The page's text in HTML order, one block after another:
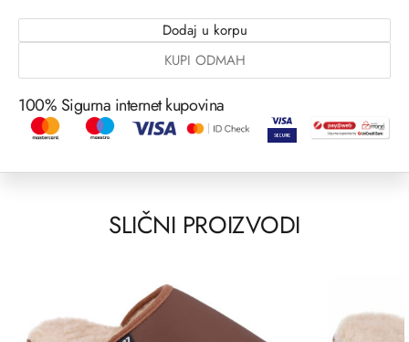
Dodaj u korpu
KUPI ODMAH
100% Sigurna internet kupovina
SLIČNI PROIZVODI